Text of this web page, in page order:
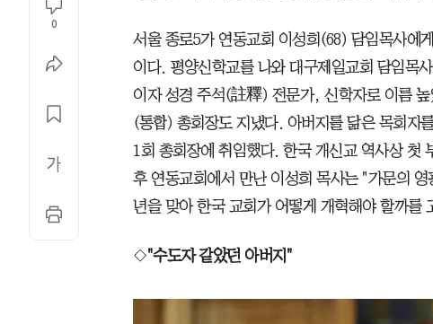
0
서울 종로5가 연동교회 이성희(68) 담임목사에
이다. 평양신학교를 나와 대구제일교회 담임목
이자 성경 주석(註釋) 전문가, 신학자로 이름
(통합) 총회장도 지냈다. 아버지를 닮은 목회자
1회 총회장에 취임했다. 한국 개신교 역사상 첫
후 연동교회에서 만난 이성희 목사는 "가문의
년을 맞아 한국 교회가 어떻게 개혁해야 할까를
◇"수도자 같았던 아버지"